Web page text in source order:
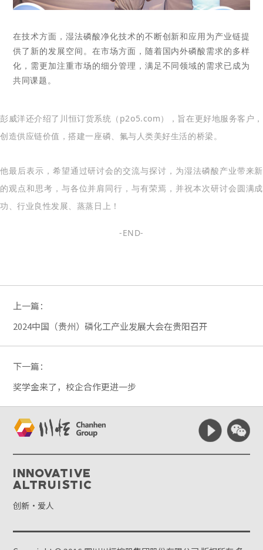
在技术方面，湿法磷酸净化技术的不断创新和应用为产业链提
供了新的发展空间。在市场方面，随着国内外磷酸需求的多样
化，需更加注重市场的细分管理，满足不同领域的需求已成为
共同课题。
彭威洋还介绍了川恒订货系统（p2o5.com），旨在更好地服务客户，
创造供应链价值，搭建一座磷、氟与人类美好生活的桥梁。
他最后表示，希望通过研讨会的交流与探讨，为湿法磷酸产业带来新
的观点和思考，与各位并肩同行，与有荣焉，并祝本次研讨会圆满成
功、行业良性发展、蒸蒸日上！
-END-
上一篇：
2024中国（贵州）磷化工产业发展大会在贵阳召开
下一篇：
奖学金来了，校企合作更进一步
Innovative
Altruistic
创新·爱人